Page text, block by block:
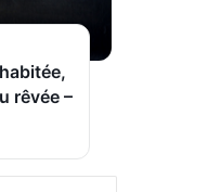
rêvée –